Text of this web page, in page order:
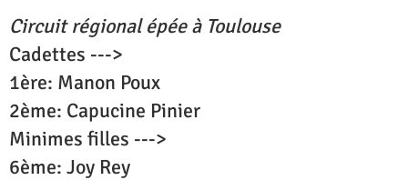
Circuit régional épée à Toulouse
Cadettes --->
1ère: Manon Poux
2ème: Capucine Pinier
Minimes filles --->
6ème: Joy Rey